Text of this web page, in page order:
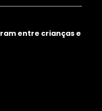
entre crianças e